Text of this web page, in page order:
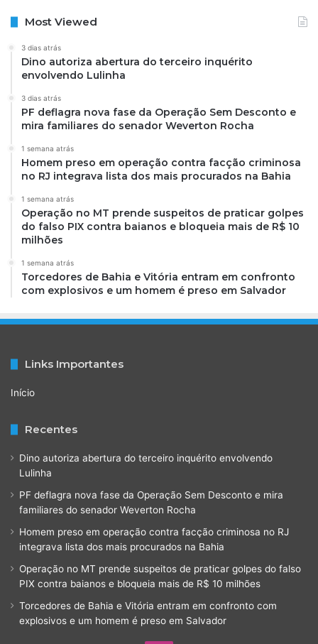
Most Viewed
3 dias atrás
Dino autoriza abertura do terceiro inquérito
envolvendo Lulinha
3 dias atrás
PF deflagra nova fase da Operação Sem Desconto e
mira familiares do senador Weverton Rocha
1 semana atrás
Homem preso em operação contra facção criminosa
no RJ integrava lista dos mais procurados na Bahia
1 semana atrás
Operação no MT prende suspeitos de praticar golpes
do falso PIX contra baianos e bloqueia mais de R$ 10
milhões
1 semana atrás
Torcedores de Bahia e Vitória entram em confronto
com explosivos e um homem é preso em Salvador
Links Importantes
Início
Recentes
Dino autoriza abertura do terceiro inquérito envolvendo
Lulinha
PF deflagra nova fase da Operação Sem Desconto e mira
familiares do senador Weverton Rocha
Homem preso em operação contra facção criminosa no RJ
integrava lista dos mais procurados na Bahia
Operação no MT prende suspeitos de praticar golpes do falso
PIX contra baianos e bloqueia mais de R$ 10 milhões
Torcedores de Bahia e Vitória entram em confronto com
explosivos e um homem é preso em Salvador